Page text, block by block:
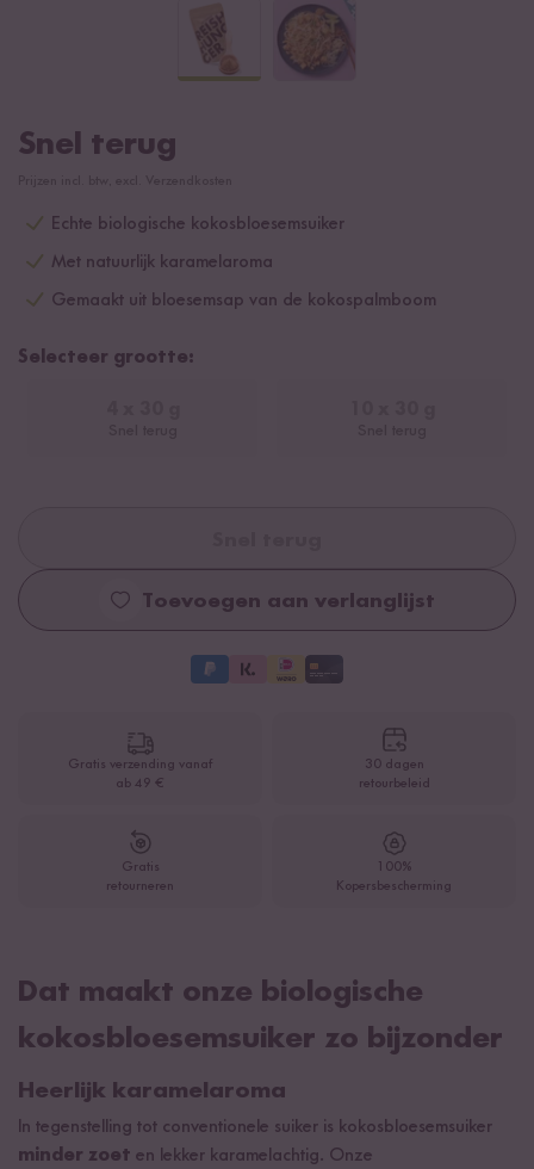
Snel terug
Echte biologische kokosbloesemsuiker
Met natuurlijk karamelaroma
Gemaakt uit bloesemsap van de kokospalmboom
Selecteer grootte:
Toevoegen aan verlanglijst
Gratis verzending vanaf
ab 49 €
30 dagen
retourbeleid
Gratis
retourneren
100%
Kopersbescherming
Dat maakt onze biologische
kokosbloesemsuiker zo bijzonder
Heerlijk karamelaroma
In tegenstelling tot conventionele suiker is kokosbloesemsuiker
minder zoet en lekker karamelachtig. Onze